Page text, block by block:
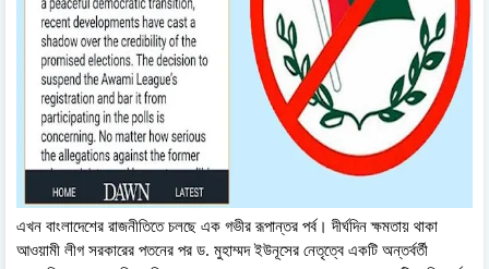
এখন বাংলাদেশের রাজনীতিতে চলছে এক গভীর রূপান্তর পর্ব। দীর্ঘদিন ক্ষমতায় থাকা
আওয়ামী লীগ সরকারের পতনের পর ড. মুহাম্মদ ইউনূসের নেতৃত্বে একটি অন্তর্বর্তী